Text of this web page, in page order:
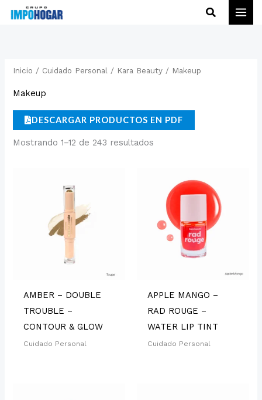
Buscar
Inicio / Cuidado Personal / Kara Beauty / Makeup
Makeup
DESCARGAR PRODUCTOS EN PDF
Mostrando 1–12 de 243 resultados
AMBER – DOUBLE
TROUBLE –
CONTOUR & GLOW
Cuidado Personal
APPLE MANGO –
RAD ROUGE –
WATER LIP TINT
Cuidado Personal